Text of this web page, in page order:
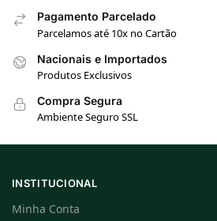
Pagamento Parcelado
Parcelamos até 10x no Cartão
Nacionais e Importados
Produtos Exclusivos
Compra Segura
Ambiente Seguro SSL
INSTITUCIONAL
Minha Conta